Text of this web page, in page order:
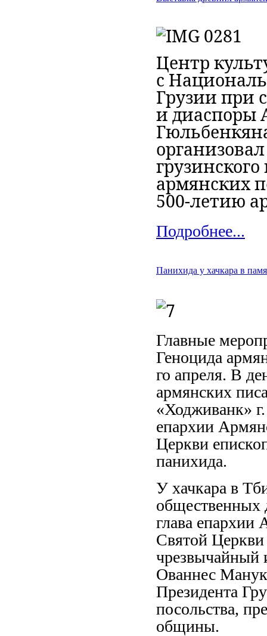
Центр
с
Грузии при
и диаспоры
армянских
500-летию
Подробнее...
Панихида у хачкара в
Главные
Геноцида
го апреля. В
армянских
«Ходживанк»
епархии
Церкви
панихида.
У хачкара в
общественных
глава епархии
Святой
чрезвычайный
Ованнес
Президента
посольства,
общины.